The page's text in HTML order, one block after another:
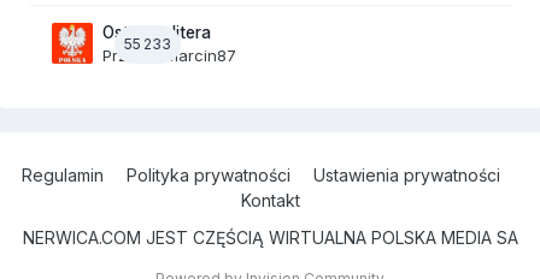
55 233
Ostatnia litera
Przez19Marcin87
Regulamin Polityka prywatności
Ustawienia prywatności
Kontakt
NERWICA.COM JEST CZĘŚCIĄ WIRTUALNA POLSKA MEDIA SA